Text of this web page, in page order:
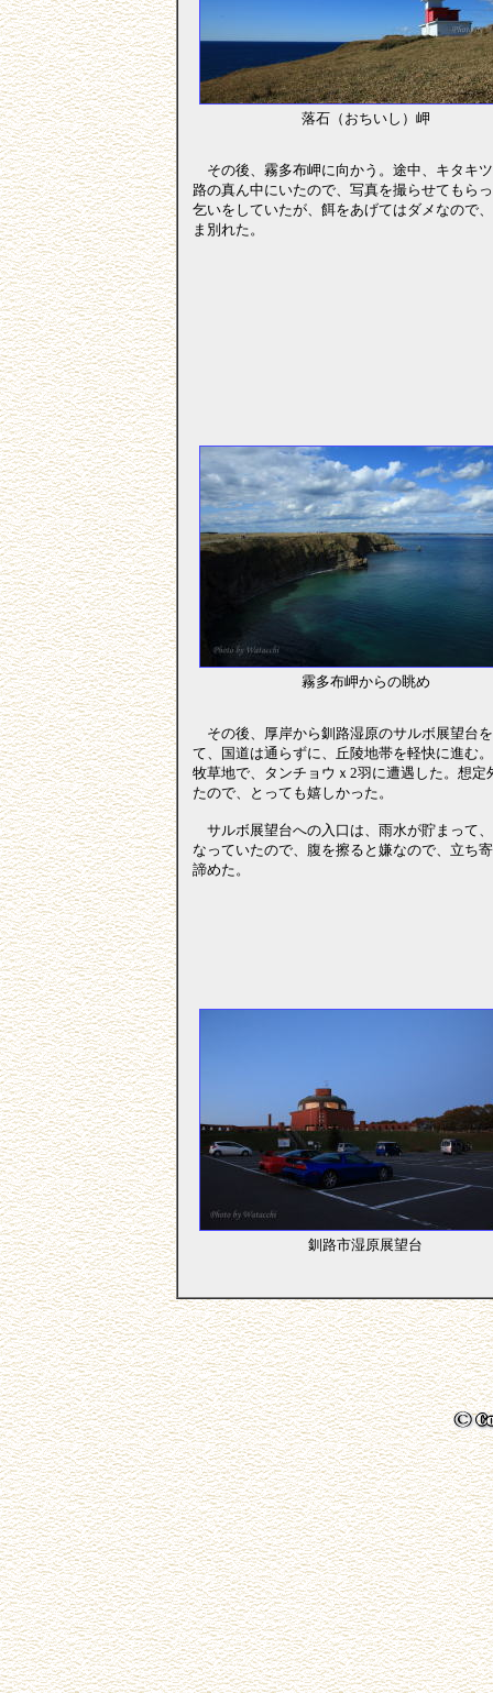
落石（おちいし）岬
その後、霧多布岬に向かう。途中、キタキ
路の真ん中にいたので、写真を撮らせてもら
乞いをしていたが、餌をあげてはダメなので
ま別れた。
霧多布岬からの眺め
その後、厚岸から釧路湿原のサルボ展望台
て、国道は通らずに、丘陵地帯を軽快に進む
牧草地で、タンチョウｘ2羽に遭遇した。想定
たので、とっても嬉しかった。
サルボ展望台への入口は、雨水が貯まって
なっていたので、腹を擦ると嫌なので、立ち
諦めた。
釧路市湿原展望台